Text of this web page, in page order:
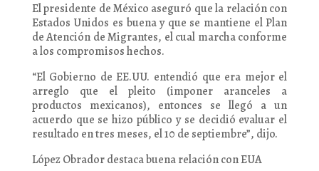
El presidente de México aseguró que la relación con
Estados Unidos es buena y que se mantiene el Plan
de Atención de Migrantes, el cual marcha conforme
a los compromisos hechos.
“El Gobierno de EE.UU. entendió que era mejor el
arreglo que el pleito (imponer aranceles a
productos mexicanos), entonces se llegó a un
acuerdo que se hizo público y se decidió evaluar el
resultado en tres meses, el 10 de septiembre”, dijo.
López Obrador destaca buena relación con EUA